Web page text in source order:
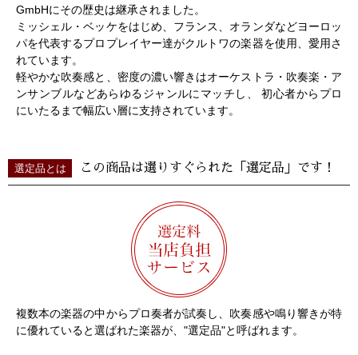
GmbHにその歴史は継承されました。
ミッシェル・ベッケをはじめ、フランス、オランダなどヨーロッ
パを代表するプロプレイヤー達がクルトワの楽器を使用、愛用さ
れています。
軽やかな吹奏感と、密度の濃い響きはオーケストラ・吹奏楽・ア
ンサンブルなどあらゆるジャンルにマッチし、 初心者からプロ
にいたるまで幅広い層に支持されています。
選定品とは この商品は選りすぐられた「選定品」です！
複数本の楽器の中からプロ奏者が試奏し、吹奏感や鳴り響きが特
に優れていると選ばれた楽器が、"選定品"と呼ばれます。